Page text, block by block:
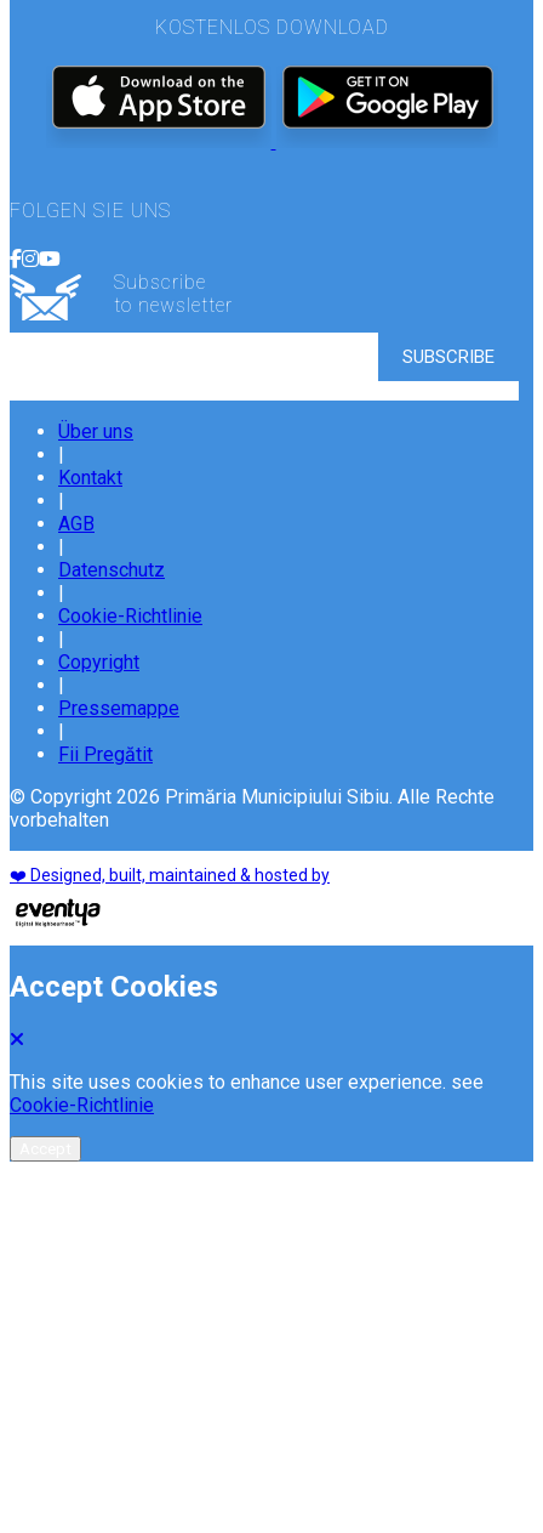
KOSTENLOS DOWNLOAD
FOLGEN SIE UNS
Subscribe
to newsletter
Über uns
|
Kontakt
|
AGB
|
Datenschutz
|
Cookie-Richtlinie
|
Copyright
|
Pressemappe
|
Fii Pregătit
© Copyright 2026 Primăria Municipiului Sibiu. Alle Rechte
vorbehalten
❤️ Designed, built, maintained & hosted by
Accept Cookies
This site uses cookies to enhance user experience. see
Cookie-Richtlinie